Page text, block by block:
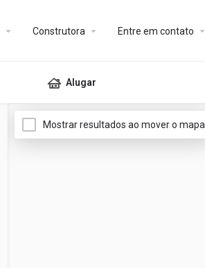
Construtora Entre em contato
Alugar
Mostrar resultados ao mover o mapa